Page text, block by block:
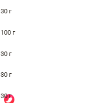
30 г
100 г
30 г
30 г
30 г